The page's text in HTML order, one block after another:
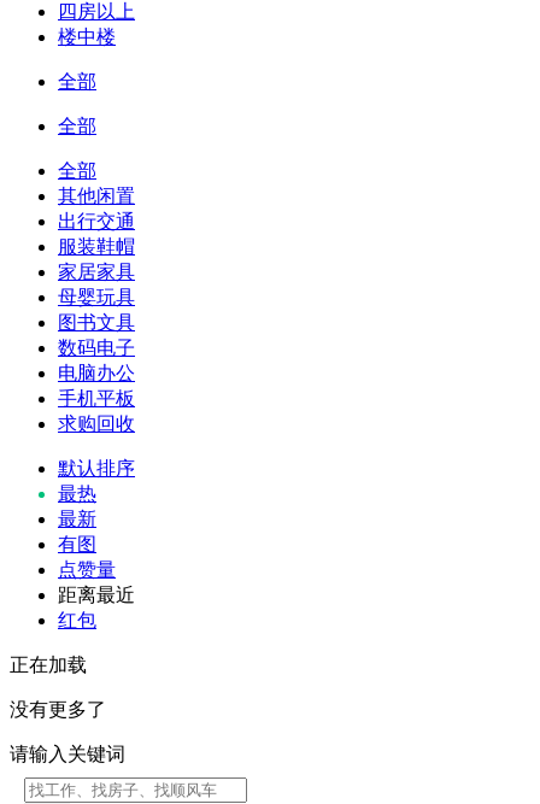
四房以上
楼中楼
全部
全部
全部
其他闲置
出行交通
服装鞋帽
家居家具
母婴玩具
图书文具
数码电子
电脑办公
手机平板
求购回收
默认排序
最热
最新
有图
点赞量
距离最近
红包
正在加载
没有更多了
请输入关键词